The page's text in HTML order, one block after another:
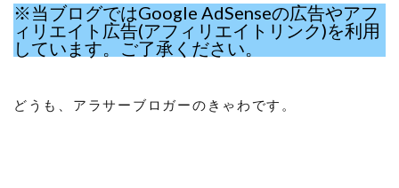
※当ブログではGoogle AdSenseの広告やアフ
ィリエイト広告(アフィリエイトリンク)を利用
しています。ご了承ください。
どうも、アラサーブロガーのきゃわです。